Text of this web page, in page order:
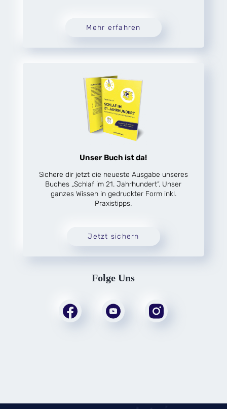
Mehr erfahren
Unser Buch ist da!
Sichere dir jetzt die neueste Ausgabe unseres
Buches „Schlaf im 21. Jahrhundert“. Unser
ganzes Wissen in gedruckter Form inkl.
Praxistipps.
Jetzt sichern
Folge Uns